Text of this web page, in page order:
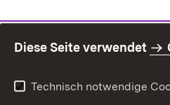
Diese Seite verwendet
Technisch notwendige